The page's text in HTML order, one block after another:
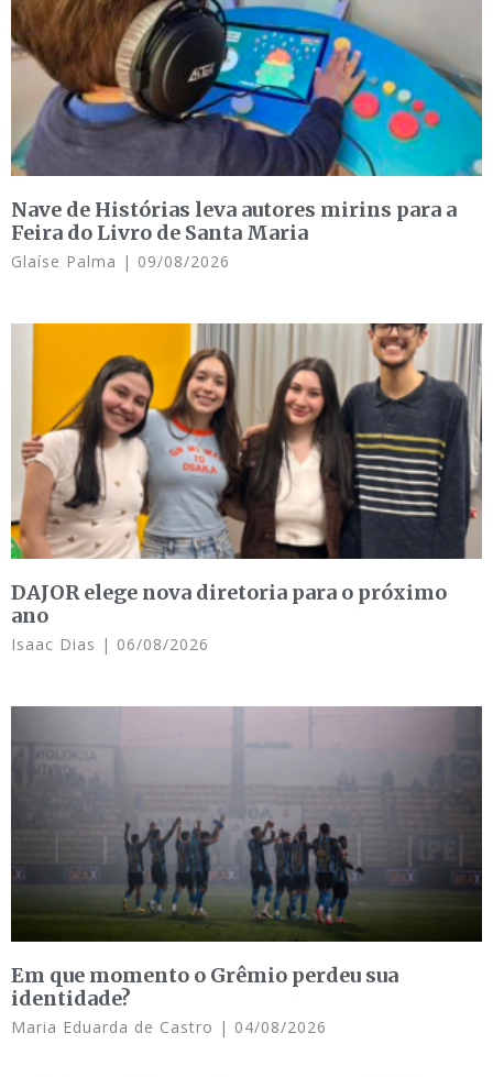
Nave de Histórias leva autores mirins para a
Feira do Livro de Santa Maria
Glaíse Palma 09/08/2026
DAJOR elege nova diretoria para o próximo
ano
Isaac Dias 06/08/2026
Em que momento o Grêmio perdeu sua
identidade?
Maria Eduarda de Castro 04/08/2026